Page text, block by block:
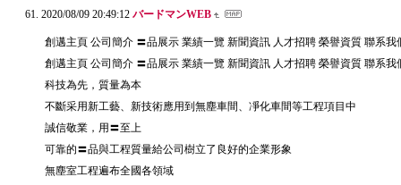
2020/08/09 20:49:12 バードマンWEB
創邁主頁 公司簡介 〓品展示 業績一覽 新聞資訊 人才招聘 榮譽資質 聯系我
創邁主頁 公司簡介 〓品展示 業績一覽 新聞資訊 人才招聘 榮譽資質 聯系我
科技為先，質量為本
不斷采用新工藝、新技術應用到無塵車間、凈化車間等工程項目中
誠信敬業，用〓至上
可靠的〓品與工程質量給公司樹立了良好的企業形象
無塵室工程遍布全國各領域